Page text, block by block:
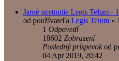
Jarné stretnutie Legis Telum -
od používateľa Legis Telum »
1 Odpovedí
18602 Zobrazení
Posledný príspevok od
04 Apr 2019, 20:42